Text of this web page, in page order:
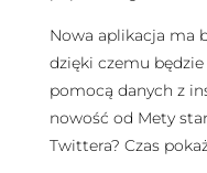
Nowa aplikacja ma
dzięki czemu
pomocą danych z
nowość od Mety
Twittera? Czas